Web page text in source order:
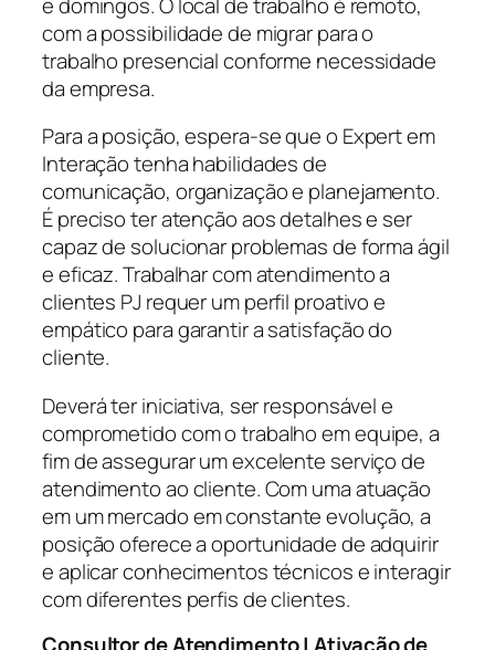
com a possibilidade de migrar para o
trabalho presencial conforme necessidade
da empresa.
Para a posição, espera-se que o Expert em
Interação tenha habilidades de
comunicação, organização e planejamento.
É preciso ter atenção aos detalhes e ser
capaz de solucionar problemas de forma ágil
e eficaz. Trabalhar com atendimento a
clientes PJ requer um perfil proativo e
empático para garantir a satisfação do
cliente.
Deverá ter iniciativa, ser responsável e
comprometido com o trabalho em equipe, a
fim de assegurar um excelente serviço de
atendimento ao cliente. Com uma atuação
em um mercado em constante evolução, a
posição oferece a oportunidade de adquirir
e aplicar conhecimentos técnicos e interagir
com diferentes perfis de clientes.